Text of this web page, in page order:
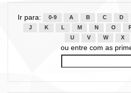
Ir para: 0-9 A B C D
J
K L M N O
U
V W X
ou entre com as